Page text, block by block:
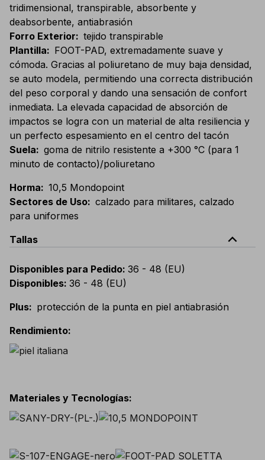
tridimensional, transpirable, absorbente y
deabsorbente, antiabrasión
Forro Exterior: tejido transpirable
Plantilla: FOOT-PAD, extremadamente suave y
cómoda. Gracias al poliuretano de muy baja densidad,
se auto modela, permitiendo una correcta distribución
del peso corporal y dando una sensación de confort
inmediata. La elevada capacidad de absorción de
impactos se logra con un material de alta resiliencia y
un perfecto espesamiento en el centro del tacón
Suela: goma de nitrilo resistente a +300 °C (para 1
minuto de contacto)/poliuretano
Horma: 10,5 Mondopoint
Sectores de Uso: calzado para militares, calzado
para uniformes
Tallas
expand_less
Disponibles para Pedido: 36 - 48 (EU)
Disponibles: 36 - 48 (EU)
Plus: protección de la punta en piel antiabrasión
Rendimiento:
Materiales y Tecnologías: